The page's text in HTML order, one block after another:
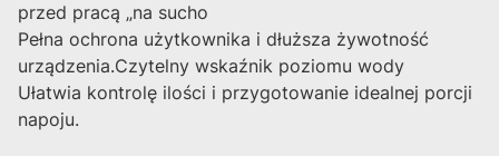
przed pracą „na sucho
Pełna ochrona użytkownika i dłuższa żywotność
urządzenia.Czytelny wskaźnik poziomu wody
Ułatwia kontrolę ilości i przygotowanie idealnej porcji
napoju.